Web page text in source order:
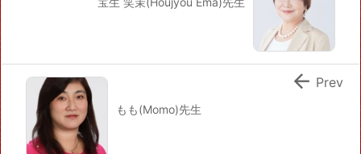
もも(Momo)先生
 Prev